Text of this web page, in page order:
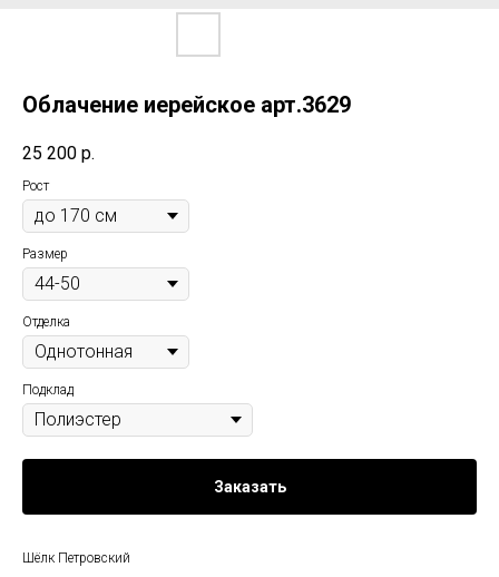
Облачение иерейское арт.3629
25 200 р.
Рост
Размер
Отделка
Подклад
Заказать
Шёлк Петровский